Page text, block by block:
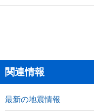
関連情報
最新の地震情報